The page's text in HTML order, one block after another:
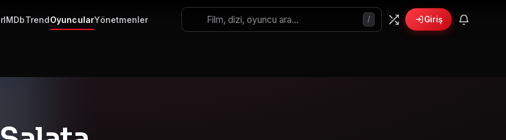
IMDbTrendOyuncularYönetmenler / Giriş